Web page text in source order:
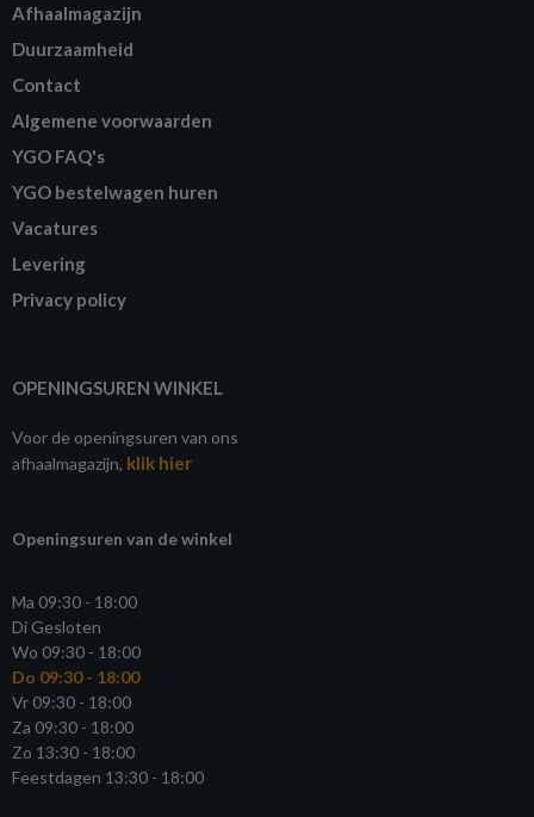
Afhaalmagazijn
Duurzaamheid
Contact
Algemene voorwaarden
YGO FAQ's
YGO bestelwagen huren
Vacatures
Levering
Privacy policy
OPENINGSUREN WINKEL
Voor de openingsuren van ons
afhaalmagazijn, klik hier
Openingsuren van de winkel
Ma 09:30 - 18:00
Di Gesloten
Wo 09:30 - 18:00
Do 09:30 - 18:00
Vr 09:30 - 18:00
Za 09:30 - 18:00
Zo 13:30 - 18:00
Feestdagen 13:30 - 18:00